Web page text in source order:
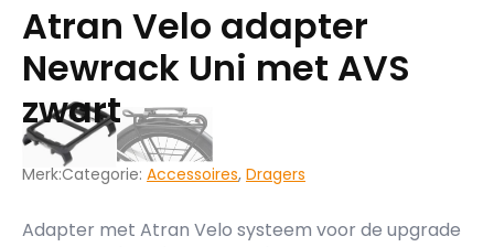
Atran Velo adapter
Newrack Uni met AVS
zwart
Merk:Categorie: Accessoires, Dragers
Adapter met Atran Velo systeem voor de upgrade